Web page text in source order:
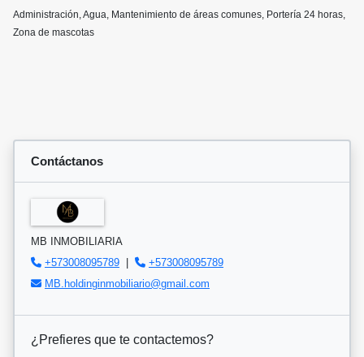
Administración, Agua, Mantenimiento de áreas comunes, Portería 24 horas,
Zona de mascotas
Contáctanos
MB INMOBILIARIA
+573008095789 |
+573008095789
MB.holdinginmobiliario@gmail.com
¿Prefieres que te contactemos?